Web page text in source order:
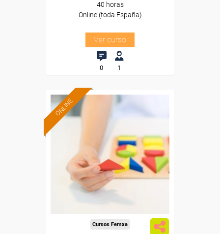
40 horas
Online (toda España)
Ver curso
0 1
ONLINE
subvencionada.
Para desempleados,
trabajadores y autónomos.
Sector
-Educación.
Cursos Femxa